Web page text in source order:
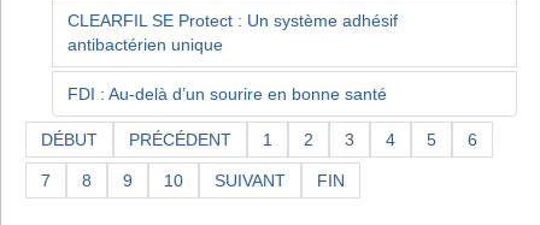
CLEARFIL SE Protect : Un système adhésif
antibactérien unique
FDI : Au-delà d’un sourire en bonne santé
DÉBUT PRÉCÉDENT 1 2 3 4 5 6
7 8 9 10 SUIVANT FIN